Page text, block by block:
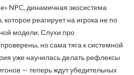
NPC, динамичная экосистема
реагирует на игрока не по
модели. Слухи про
но сама тяга к системной
уже научилась делать рефлексы
— теперь ждут убедительных